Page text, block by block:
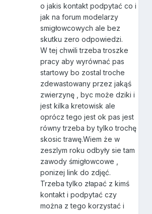
o jakis kontakt podpytać co i
jak na forum modelarzy
smigłowcowych ale bez
skutku zero odpowiedzi.
W tej chwili trzeba troszke
pracy aby wyrównać pas
startowy bo zostal troche
zdewastowany przez jakąś
zwierzynę , byc może dziki i
jest kilka kretowisk ale
oprócz tego jest ok pas jest
równy trzeba by tylko trochę
skosic trawę.Wiem że w
zeszlym roku odbyły sie tam
zawody śmigłowcowe ,
ponizej link do zdjęć.
Trzeba tylko złapać z kimś
kontakt i podpytać czy
można z tego korzystać i